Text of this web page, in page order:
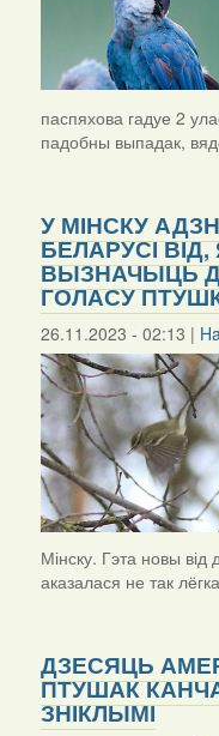
паспяхова гадуе 2
падобны выпадак,
У МІНСКУ
БЕЛАРУСІ
ВЫЗНАЧЫЦЬ
ГОЛАСУ
26.11.2023 - 02:13 |
Мінску. Гэта новы від
аказалася не так
ДЗЕСЯЦЬ
ПТУШАК
ЗНІКЛЫМІ